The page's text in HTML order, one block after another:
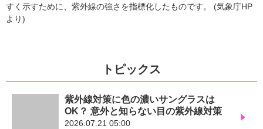
すく示すために、紫外線の強さを指標化したものです。 (気象庁HP
より)
トピックス
紫外線対策に色の濃いサングラスは
OK？ 意外と知らない目の紫外線対策
2026.07.21 05:00